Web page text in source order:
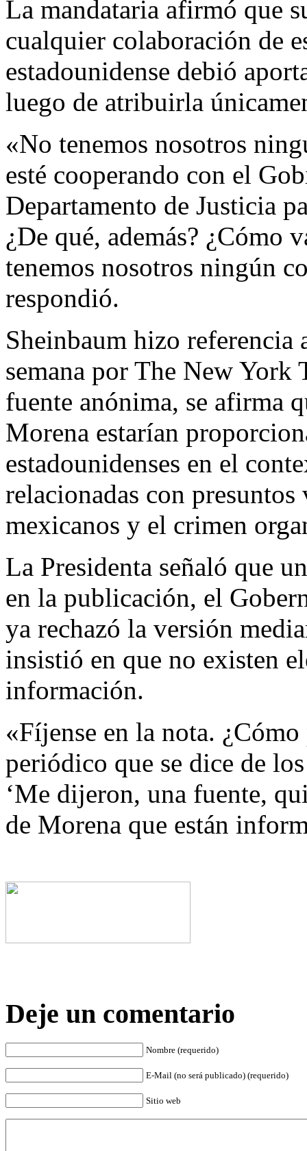
La mandataria afirmó que
cualquier colaboración de
estadounidense debió
luego de atribuirla
«No tenemos nosotros
esté cooperando con el
Departamento de Justicia
¿De qué, además? ¿Cómo
tenemos nosotros ningún
respondió.
Sheinbaum hizo referencia
semana por The New York
fuente anónima, se afirma
Morena estarían
estadounidenses en el
relacionadas con
mexicanos y el crimen
La Presidenta señaló que
en la publicación, el
ya rechazó la versión
insistió en que no existen
información.
«Fíjense en la nota.
periódico que se dice de
‘Me dijeron, una fuente,
de Morena que están
Deje un comentario
Nombre (requerido)
E-Mail (no será publicado) (requerido)
Sitio web